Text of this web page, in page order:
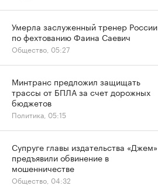
Умерла заслуженный тренер России
по фехтованию Фаина Саевич
Общество, 05:27
Минтранс предложил защищать
трассы от БПЛА за счет дорожных
бюджетов
Политика, 05:15
Супруге главы издательства «Джем»
предъявили обвинение в
мошенничестве
Общество, 04:32